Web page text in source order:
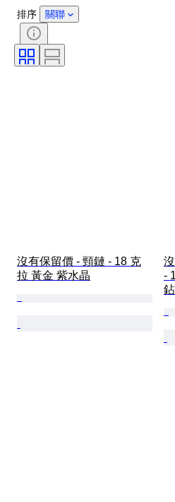
切割
確切的顏色
寶石透明度
珍珠光澤
排序 關聯
沒有保留價 - 頸鏈 - 18 克
拉 黃金 紫水晶
-